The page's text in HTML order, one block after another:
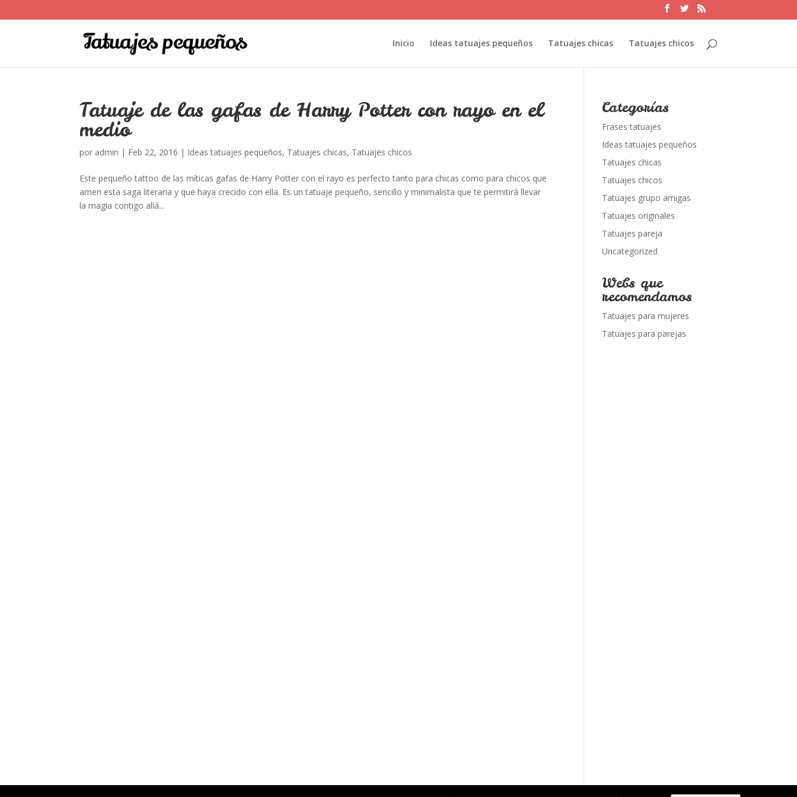
Inicio Ideas tatuajes pequeños Tatuajes chicas Tatuajes chicos
Tatuaje de las gafas de Harry Potter con rayo en el
medio
por admin | Feb 22, 2016 | Ideas tatuajes pequeños, Tatuajes chicas, Tatuajes chicos
Este pequeño tattoo de las míticas gafas de Harry Potter con el rayo es perfecto tanto para chicas como para chicos que
amen esta saga literaria y que haya crecido con ella. Es un tatuaje pequeño, sencillo y minimalista que te permitirá llevar
la magia contigo allá...
Categorías
Frases tatuajes
Ideas tatuajes pequeños
Tatuajes chicas
Tatuajes chicos
Tatuajes grupo amigas
Tatuajes originales
Tatuajes pareja
Uncategorized
Webs que
recomendamos
Tatuajes para mujeres
Tatuajes para parejas